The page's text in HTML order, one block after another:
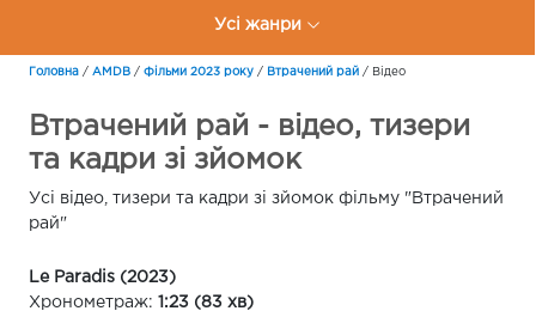
Усі жанри
Головна / AMDB / Фільми 2023 року / Втрачений рай / Відео
Втрачений рай - відео, тизери
та кадри зі зйомок
Усі відео, тизери та кадри зі зйомок фільму "Втрачений
рай"
Le Paradis (2023)
Хронометраж: 1:23 (83 хв)